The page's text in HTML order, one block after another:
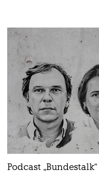
Podcast „Bundestalk“